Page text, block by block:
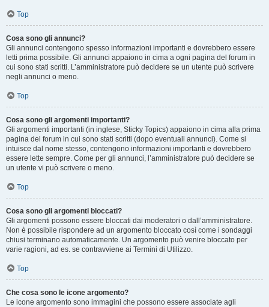
Top
Cosa sono gli annunci?
Gli annunci contengono spesso informazioni importanti e dovrebbero essere
letti prima possibile. Gli annunci appaiono in cima a ogni pagina del forum in
cui sono stati scritti. L’amministratore può decidere se un utente può scrivere
negli annunci o meno.
Top
Cosa sono gli argomenti importanti?
Gli argomenti importanti (in inglese, Sticky Topics) appaiono in cima alla prima
pagina del forum in cui sono stati scritti (dopo eventuali annunci). Come si
intuisce dal nome stesso, contengono informazioni importanti e dovrebbero
essere lette sempre. Come per gli annunci, l’amministratore può decidere se
un utente vi può scrivere o meno.
Top
Cosa sono gli argomenti bloccati?
Gli argomenti possono essere bloccati dai moderatori o dall’amministratore.
Non è possibile rispondere ad un argomento bloccato così come i sondaggi
chiusi terminano automaticamente. Un argomento può venire bloccato per
varie ragioni, ad es. se contravviene ai Termini di Utilizzo.
Top
Che cosa sono le icone argomento?
Le icone argomento sono immagini che possono essere associate agli